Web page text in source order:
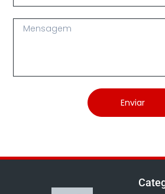
Enviar